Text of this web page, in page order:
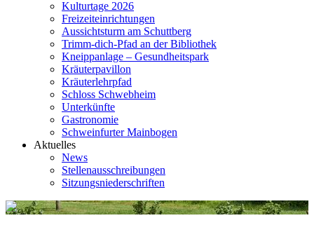
Kulturtage 2026
Freizeiteinrichtungen
Aussichtsturm am Schuttberg
Trimm-dich-Pfad an der Bibliothek
Kneippanlage – Gesundheitspark
Kräuterpavillon
Kräuterlehrpfad
Schloss Schwebheim
Unterkünfte
Gastronomie
Schweinfurter Mainbogen
Aktuelles
News
Stellenausschreibungen
Sitzungsniederschriften